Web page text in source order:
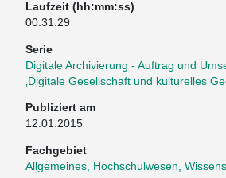
Laufzeit (hh:mm:ss)
00:31:29
Serie
Digitale Archivierung - Auftrag und
‚Digitale Gesellschaft und kulturelles
Publiziert am
12.01.2015
Fachgebiet
Allgemeines, Hochschulwesen,